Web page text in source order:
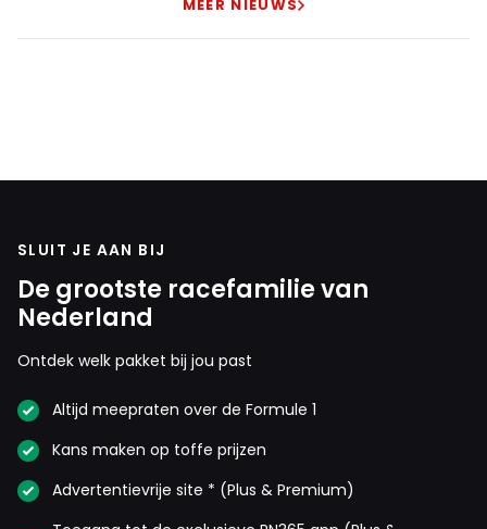
MEER NIEUWS
SLUIT JE AAN BIJ
De grootste racefamilie van
Nederland
Ontdek welk pakket bij jou past
Altijd meepraten over de Formule 1
Kans maken op toffe prijzen
Advertentievrije site * (Plus & Premium)